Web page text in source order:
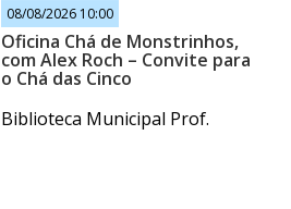
08/08/2026 10:00
Oficina Chá de Monstrinhos,
com Alex Roch – Convite para
o Chá das Cinco
Biblioteca Municipal Prof.